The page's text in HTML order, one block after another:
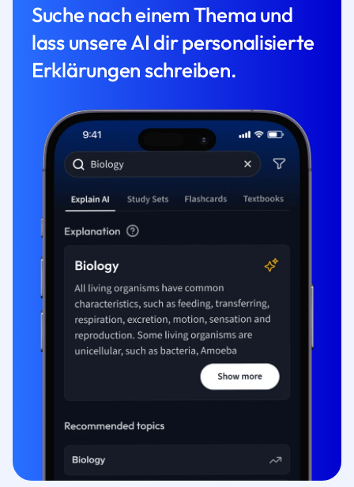
Suche nach einem Thema und
lass unsere AI dir personalisierte
Erklärungen schreiben.